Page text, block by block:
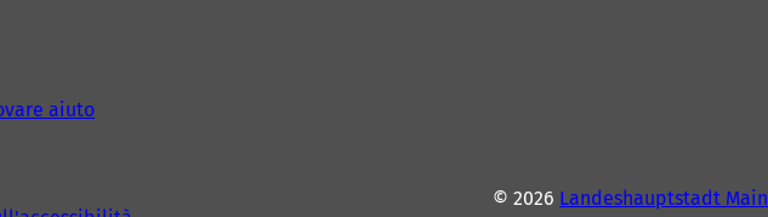
aiuto
© 2026 Landeshauptstadt